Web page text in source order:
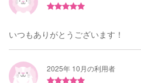
いつもありがとうございます！
2025年 10月の利用者